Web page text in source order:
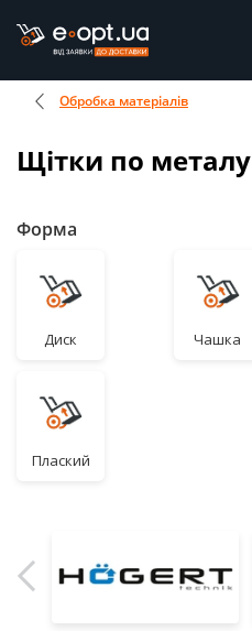
Обробка матеріалів
Щітки по металу
Форма
Диск Чашка
Плаский